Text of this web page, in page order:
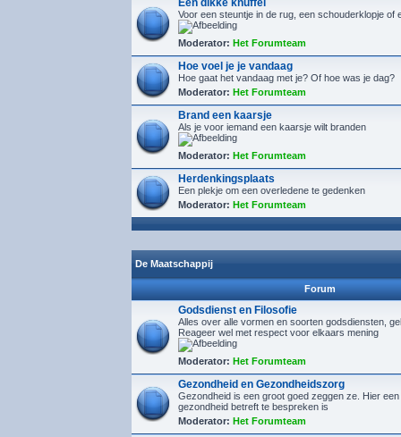
Een dikke knuffel
Voor een steuntje in de rug, een schouderklopje of
Moderator: Het Forumteam
Hoe voel je je vandaag
Hoe gaat het vandaag met je? Of hoe was je dag?
Moderator: Het Forumteam
Brand een kaarsje
Als je voor iemand een kaarsje wilt branden
Moderator: Het Forumteam
Herdenkingsplaats
Een plekje om een overledene te gedenken
Moderator: Het Forumteam
De Maatschappij
Forum
Godsdienst en Filosofie
Alles over alle vormen en soorten godsdiensten,
Reageer wel met respect voor elkaars mening
Moderator: Het Forumteam
Gezondheid en Gezondheidszorg
Gezondheid is een groot goed zeggen ze. Hier
gezondheid betreft te bespreken is
Moderator: Het Forumteam